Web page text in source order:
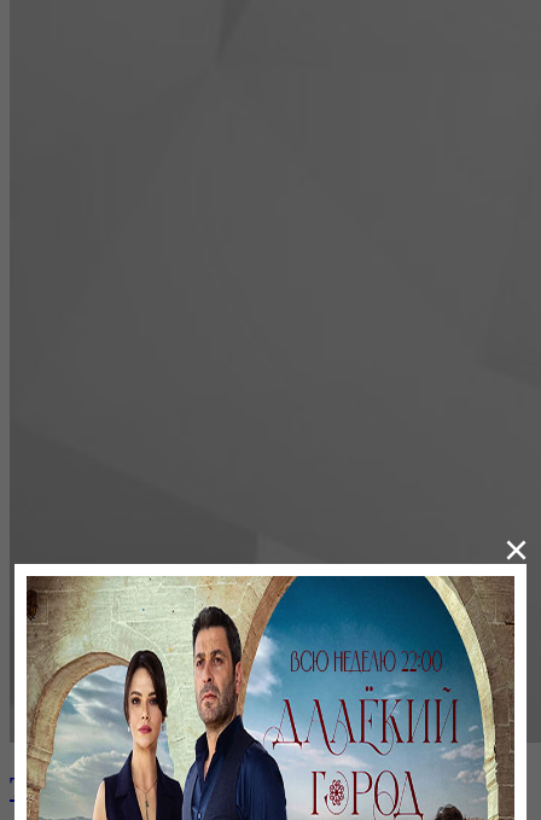
Тікелей эфир
×